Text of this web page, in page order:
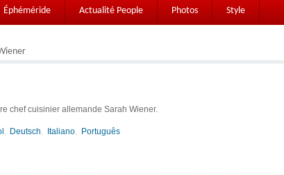
Éphéméride Actualité People Photos Style
chef cuisinier allemande Sarah Wiener.
Deutsch Italiano Português